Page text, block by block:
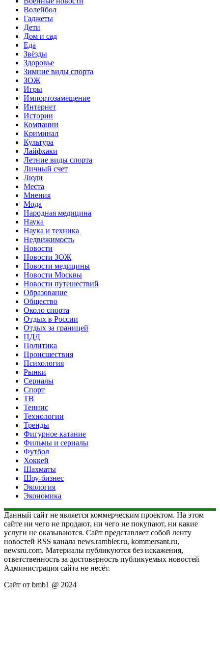
Волейбол
Гаджеты
Дети
Дом и сад
Еда
Звёзды
Здоровье
Зимние виды спорта
ЗОЖ
Игры
Импортозамещение
Интернет
Истории
Компании
Криминал
Культура
Лайфхаки
Летние виды спорта
Личный счет
Люди
Места
Мнения
Мода
Народная медицина
Наука
Наука и техника
Недвижимость
Новости
Новости ЗОЖ
Новости медицины
Новости Москвы
Новости путешествий
Образование
Общество
Около спорта
Отдых в России
Отдых за границей
ПДД
Политика
Происшествия
Психология
Рынки
Сериалы
Спорт
ТВ
Теннис
Технологии
Тренды
Фигурное катание
Фильмы и сериалы
Футбол
Хоккей
Шахматы
Шоу-бизнес
Экология
Экономика
Данный сайт не является коммерческим проектом. На этом
сайте ни чего не продают, ни чего не покупают, ни какие
услуги не оказываются. Сайт представляет собой ленту
новостей RSS канала news.rambler.ru, kommersant.ru,
newsru.com. Материалы публикуются без искажения,
ответственность за достоверность публикуемых новостей
Администрация сайта не несёт.
Сайт от bmb1 @ 2024